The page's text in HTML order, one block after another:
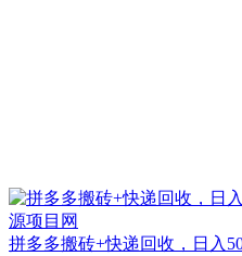
拼多多搬砖+快递回收，日入